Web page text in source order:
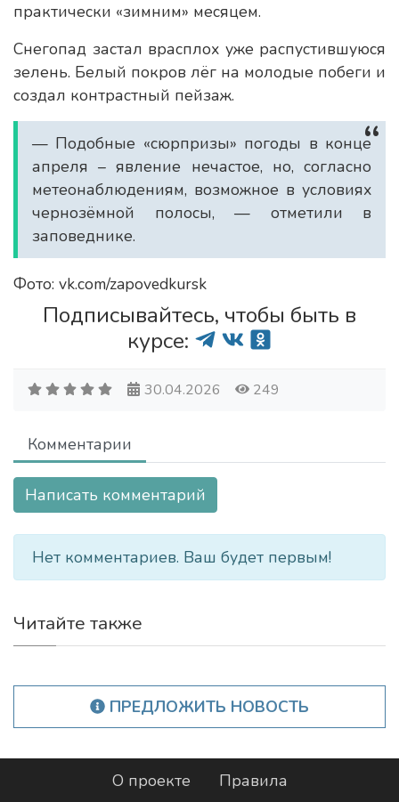
практически «зимним» месяцем.
Снегопад застал врасплох уже распустившуюся
зелень. Белый покров лёг на молодые побеги и
создал контрастный пейзаж.
— Подобные «сюрпризы» погоды в конце
апреля – явление нечастое, но, согласно
метеонаблюдениям, возможное в условиях
чернозёмной полосы, — отметили в
заповеднике.
Фото: vk.com/zapovedkursk
Подписывайтесь, чтобы быть в
курсе:
30.04.2026 249
Комментарии
Написать комментарий
Нет комментариев. Ваш будет первым!
Читайте также
ПРЕДЛОЖИТЬ НОВОСТЬ
О проекте
Правила